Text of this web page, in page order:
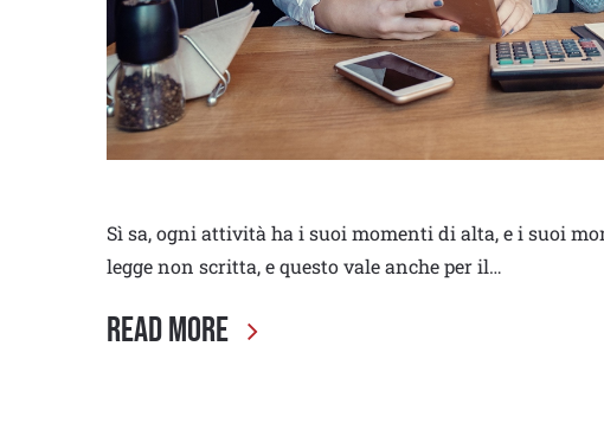
Sì sa, ogni attività ha i suoi momenti di alta, e i suoi
legge non scritta, e questo vale anche per il…
Read More